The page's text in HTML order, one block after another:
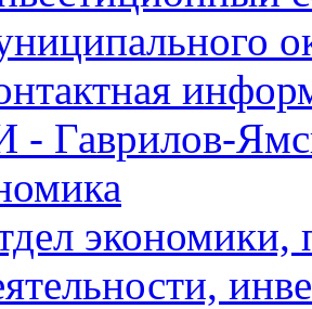
Гаврилов-
экономики,